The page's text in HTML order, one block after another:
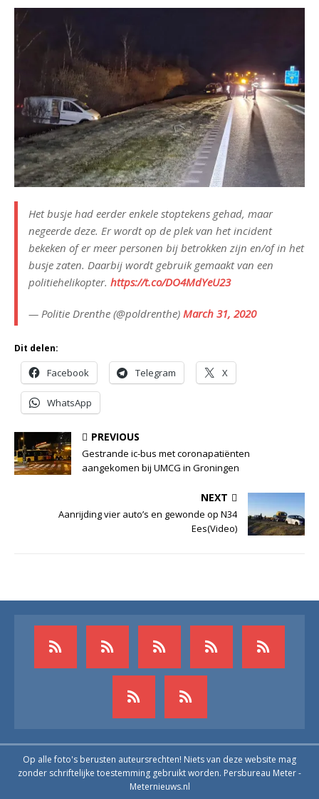
Het busje had eerder enkele stoptekens gehad, maar
negeerde deze. Er wordt op de plek van het incident
bekeken of er meer personen bij betrokken zijn en/of in het
busje zaten. Daarbij wordt gebruik gemaakt van een
politiehelikopter. https://t.co/DO4MdYeU23
— Politie Drenthe (@poldrenthe) March 31, 2020
Dit delen:
Facebook Telegram X
WhatsApp
PREVIOUS
Gestrande ic-bus met coronapatiënten
aangekomen bij UMCG in Groningen
NEXT
Aanrijding vier auto’s en gewonde op N34
Ees(Video)
Op alle foto's berusten auteursrechten! Niets van deze website mag
zonder schriftelijke toestemming gebruikt worden. Persbureau Meter -
Meternieuws.nl